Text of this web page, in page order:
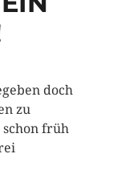
doch
zu
schon früh